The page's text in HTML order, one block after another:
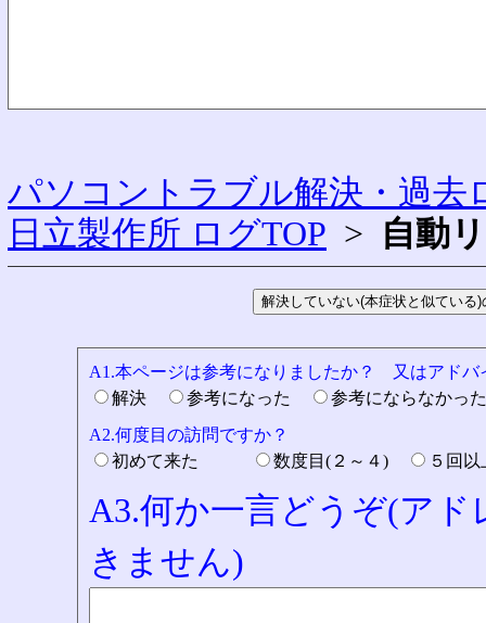
パソコントラブル解決・過去
日立製作所 ログTOP > 自動
A1.本ページは参考になりましたか？ 又はアドバ
解決
参考になった
参考にならなか
A2.何度目の訪問ですか？
初めて来た
数度目(２～４) ５回
A3.何か一言どうぞ(ア
きません)